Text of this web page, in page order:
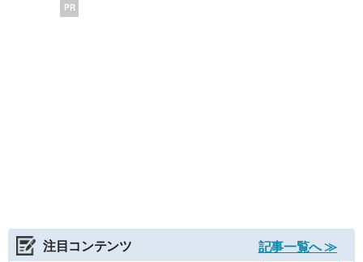
PR
注目コンテンツ
記事一覧へ ≫